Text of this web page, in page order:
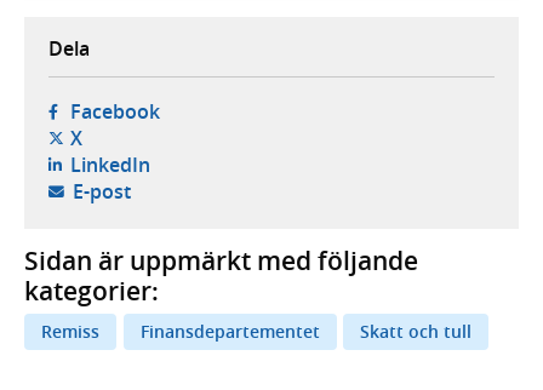
Dela
Facebook- öppnas i ny flik, extern webbplats,
X- öppnas i ny flik, extern webbplats,
LinkedIn- öppnas i ny flik, extern webbplats,
E-post- öppnar din e-postklient,
Sidan är uppmärkt med följande
kategorier:
Remiss Finansdepartementet Skatt och tull